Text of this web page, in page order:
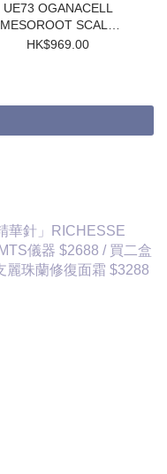
UE73 OGANACELL
MESOROOT SCALP
AMPOULE 6ml*6EA 奧
HK$969.00